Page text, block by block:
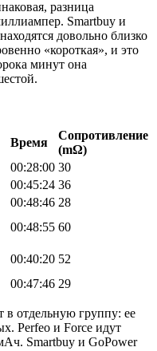
разница
Smartbuy и
довольно близко
«короткая», и это
минут она
Время
Сопротивление
(mΩ)
00:28:00 30
00:45:24 36
00:48:46 28
00:48:55 60
00:40:20 52
00:47:46 29
в отдельную группу: ее
Pеrfeo и Force идут
Smartbuy и GoPower